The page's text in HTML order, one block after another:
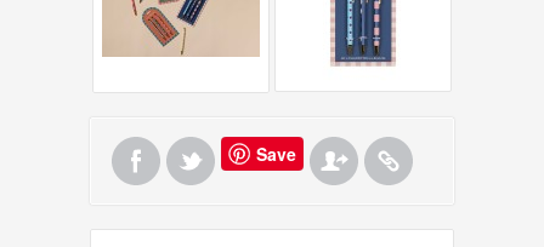
Save